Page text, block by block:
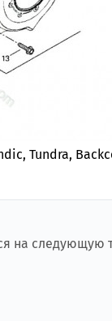
Tundra,
на следующую